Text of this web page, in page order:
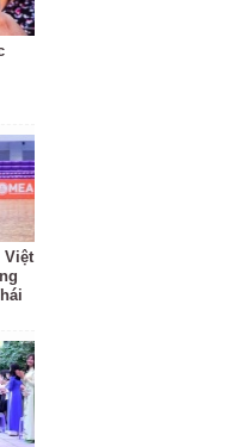
Việt